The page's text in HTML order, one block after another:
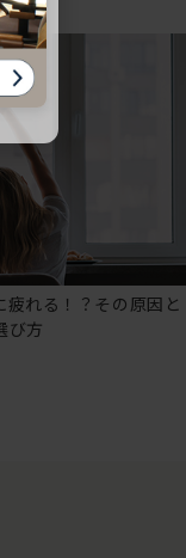
れる！？その原因と
び方